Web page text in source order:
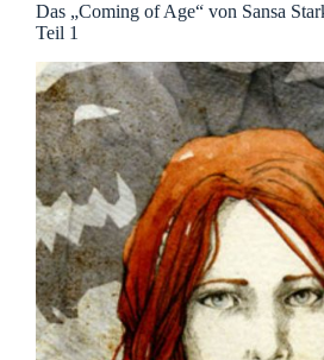
Das „Coming of Age“ von Sansa
Teil 1